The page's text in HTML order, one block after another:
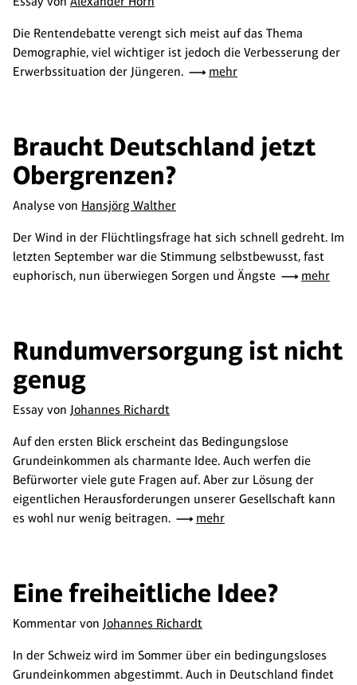
Die Rentendebatte verengt sich meist auf das Thema
Demographie, viel wichtiger ist jedoch die Verbesserung der
Erwerbssituation der Jüngeren.
mehr
Braucht Deutschland jetzt
Obergrenzen?
Analyse von Hansjörg Walther
Der Wind in der Flüchtlingsfrage hat sich schnell gedreht. Im
letzten September war die Stimmung selbstbewusst, fast
euphorisch, nun überwiegen Sorgen und Ängste
mehr
Rundumversorgung ist nicht
genug
Essay von Johannes Richardt
Auf den ersten Blick erscheint das Bedingungslose
Grundeinkommen als charmante Idee. Auch werfen die
Befürworter viele gute Fragen auf. Aber zur Lösung der
eigentlichen Herausforderungen unserer Gesellschaft kann
es wohl nur wenig beitragen.
mehr
Eine freiheitliche Idee?
Kommentar von Johannes Richardt
In der Schweiz wird im Sommer über ein bedingungsloses
Grundeinkommen abgestimmt. Auch in Deutschland findet